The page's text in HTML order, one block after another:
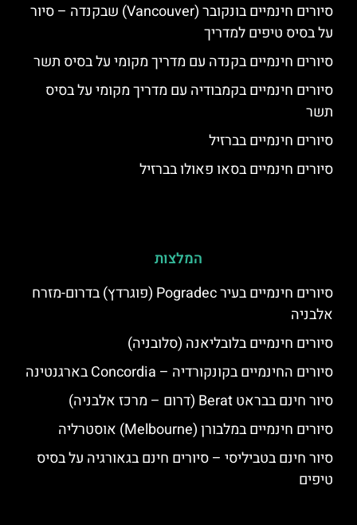
סיורים חינמיים בונקובר (Vancouver) שבקנדה – סיור
על בסיס טיפים למדריך
סיורים חינמיים בקנדה עם מדריך מקומי על בסיס תשר
סיורים חינמיים בקמבודיה עם מדריך מקומי על בסיס
תשר
סיורים חינמיים בברזיל
סיורים חינמיים בסאו פאולו בברזיל
המלצות
סיורים חינמיים בעיר Pogradec (פוגרדץ) בדרום-מזרח
אלבניה
סיורים חינמיים בלובליאנה (סלובניה)
סיורים החינמיים בקונקורדיה – Concordia בארגנטינה
סיור חינם בבראט Berat (דרום – מרכז אלבניה)
סיורים חינמיים במלבורן (Melbourne) אוסטרליה
סיור חינם בטביליסי – סיורים חינם בגאורגיה על בסיס
טיפים